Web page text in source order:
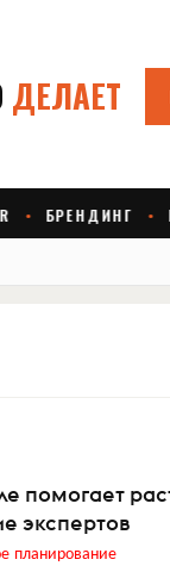
помогает
экспертов
планирование